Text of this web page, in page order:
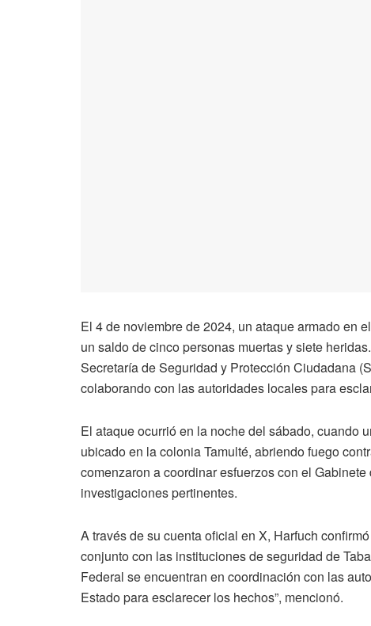
El 4 de noviembre de 2024, un ataque armado en
un saldo de cinco personas muertas y siete
Secretaría de Seguridad y Protección Ciudadana
colaborando con las autoridades locales para
El ataque ocurrió en la noche del sábado, cuando
ubicado en la colonia Tamulté, abriendo fuego
comenzaron a coordinar esfuerzos con el
investigaciones pertinentes.
A través de su cuenta oficial en X, Harfuch
conjunto con las instituciones de seguridad de
Federal se encuentran en coordinación con las
Estado para esclarecer los hechos”, mencionó.